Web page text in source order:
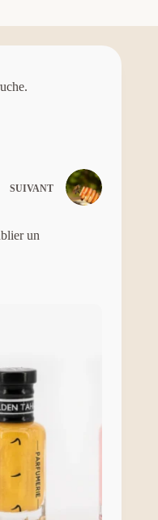
SUIVANT
un